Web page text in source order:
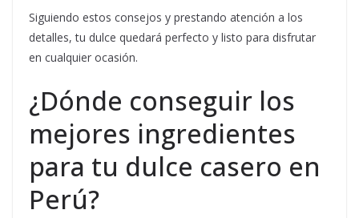
Siguiendo estos consejos y prestando atención a los
detalles, tu dulce quedará perfecto y listo para disfrutar
en cualquier ocasión.
¿Dónde conseguir los
mejores ingredientes
para tu dulce casero en
Perú?